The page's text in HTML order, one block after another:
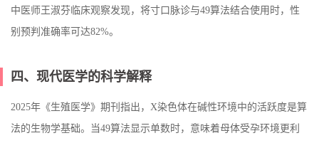
中医师王淑芬临床观察发现，将寸口脉诊与49算法结合使用时，性
别预判准确率可达82%。
四、现代医学的科学解释
2025年《生殖医学》期刊指出，X染色体在碱性环境中的活跃度是算
法的生物学基础。当49算法显示单数时，意味着母体受孕环境更利